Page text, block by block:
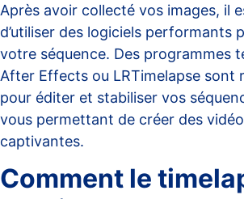
Après avoir collecté vos images, il
d’utiliser des logiciels performants
votre séquence. Des programmes
After Effects ou LRTimelapse sont
pour éditer et stabiliser vos
vous permettant de créer des
captivantes.
Comment le